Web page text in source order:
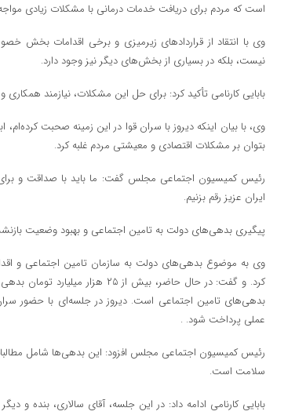
است که مردم برای دریافت خدمات درمانی با مشکلات زیادی
وی با انتقاد از قراردادهای زیرمیزی و برخی اقدامات
نیست، بلکه در بسیاری از بخش‌های دیگر نیز وجود دارد.
بابایی کارنامی تأکید کرد: برای حل این مشکلات، نیازمند
وی، با بیان اینکه دیروز با سران قوا در این زمینه صحبت کرده‌ام،
بتوان بر مشکلات اقتصادی و معیشتی مردم غلبه کرد.
رئیس کمیسیون اجتماعی مجلس گفت: ما باید با صداقت و
ایران عزیز رقم بزنیم.
پیگیری بدهی‌های دولت به تامین اجتماعی و بهبود وضعیت
وی به موضوع بدهی‌های دولت به سازمان تامین اجتماعی و
کرد. و گفت: در حال حاضر، بیش از
بدهی‌های تامین اجتماعی است. دیروز در جلسه‌ای با حضور
عملی پرداخت شود. .
رئیس کمیسیون اجتماعی مجلس افزود: این بدهی‌ها شامل
سلامت است.
بابایی کارنامی ادامه داد: در این جلسه، آقای سالاری، بنده